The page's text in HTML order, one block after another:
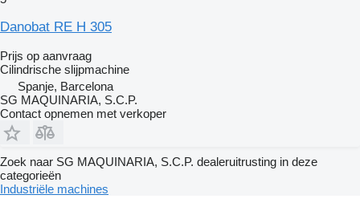
Danobat RE H 305
Prijs op aanvraag
Cilindrische slijpmachine
Spanje, Barcelona
SG MAQUINARIA, S.C.P.
Contact opnemen met verkoper
Zoek naar SG MAQUINARIA, S.C.P. dealeruitrusting in deze
categorieën
Industriële machines